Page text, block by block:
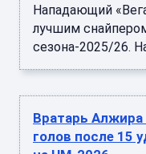
Нападающий
лучшим
сезона-2025/26.
Вратарь
голов после 15